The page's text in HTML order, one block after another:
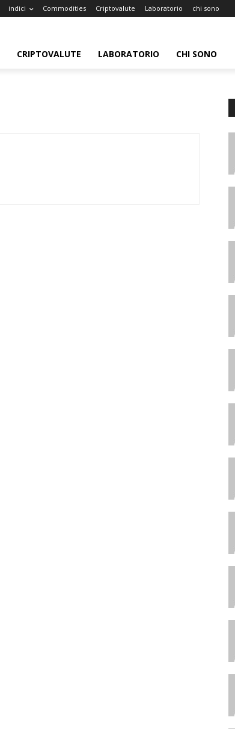
indici Commodities Criptovalute Laboratorio chi sono
CRIPTOVALUTE LABORATORIO CHI SONO